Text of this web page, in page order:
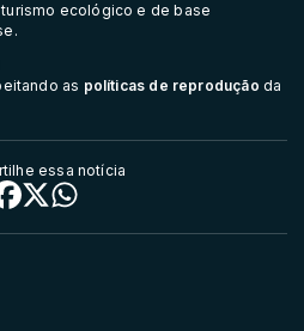
ecológico e de base
as políticas de reprodução da
essa notícia